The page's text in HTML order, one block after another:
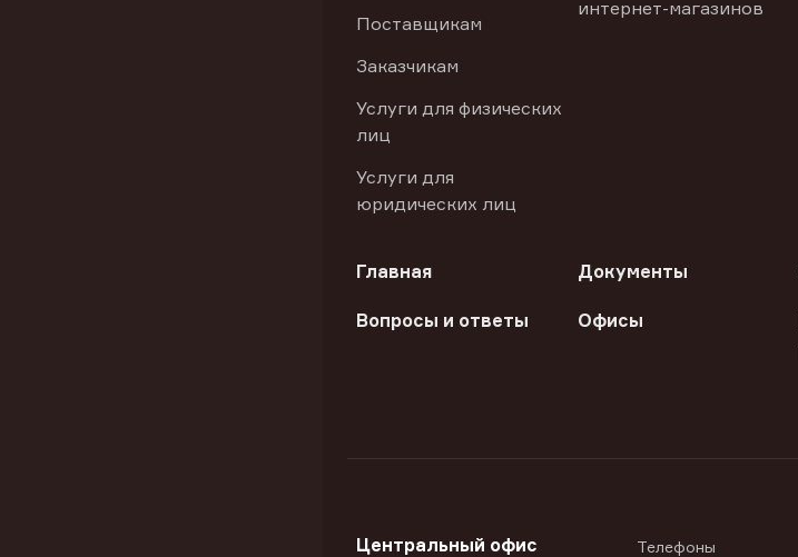
Поставщикам
Заказчикам
Услуги для физических
лиц
Услуги для
юридических лиц
интернет-магазинов
Главная Документы
Вопросы и ответы Офисы
Центральный офис Телефоны